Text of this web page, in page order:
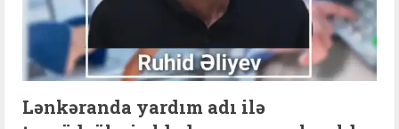
Lənkəranda yardım adı ilə